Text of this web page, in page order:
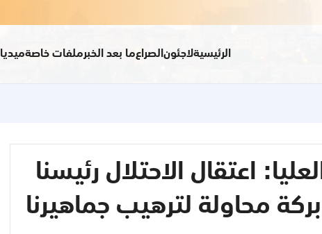
الرئيسيةلاجئون الصراعما بعد الخبرملفات خاصةميديا
اعتقال الاحتلال رئيسنا
محاولة لترهيب جماهيرنا